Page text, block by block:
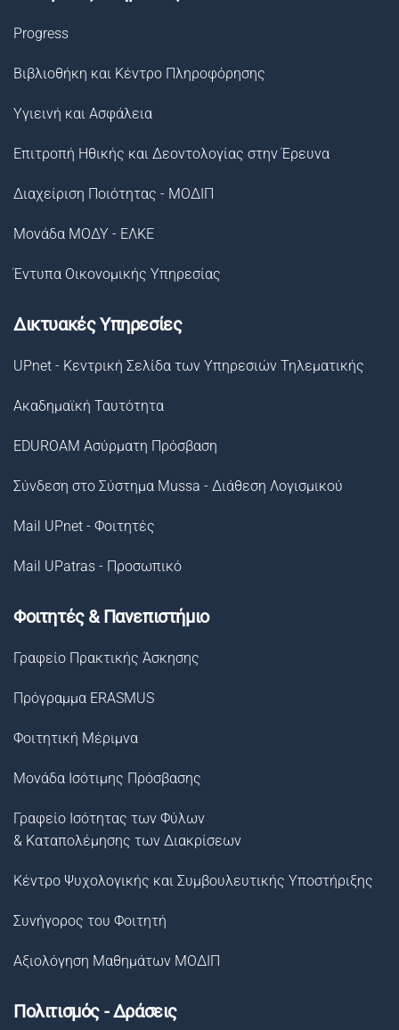
Progress
Βιβλιοθήκη και Κέντρο Πληροφόρησης
Υγιεινή και Ασφάλεια
Επιτροπή Ηθικής και Δεοντολογίας στην Έρευνα
Διαχείριση Ποιότητας - ΜΟΔΙΠ
Μονάδα ΜΟΔΥ - ΕΛΚΕ
Έντυπα Οικονομικής Υπηρεσίας
Δικτυακές Υπηρεσίες
UPnet - Κεντρική Σελίδα των Υπηρεσιών Τηλεματικής
Ακαδημαϊκή Ταυτότητα
EDUROAM Ασύρματη Πρόσβαση
Σύνδεση στο Σύστημα Μussa - Διάθεση Λογισμικού
Mail UPnet - Φοιτητές
Mail UPatras - Προσωπικό
Φοιτητές & Πανεπιστήμιο
Γραφείο Πρακτικής Άσκησης
Πρόγραμμα ERASMUS
Φοιτητική Μέριμνα
Μονάδα Ισότιμης Πρόσβασης
Γραφείο Ισότητας των Φύλων
& Καταπολέμησης των Διακρίσεων
Κέντρο Ψυχολογικής και Συμβουλευτικής Υποστήριξης
Συνήγορος του Φοιτητή
Αξιολόγηση Μαθημάτων ΜΟΔΙΠ
Πολιτισμός - Δράσεις